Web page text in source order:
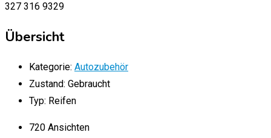
327 316 9329
Übersicht
Kategorie: Autozubehör
Zustand: Gebraucht
Typ: Reifen
720 Ansichten